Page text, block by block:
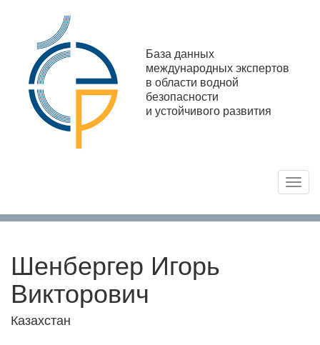
База данных
международных экспертов
в области водной
безопасности
и устойчивого развития
Шенбергер Игорь
Викторович
Казахстан